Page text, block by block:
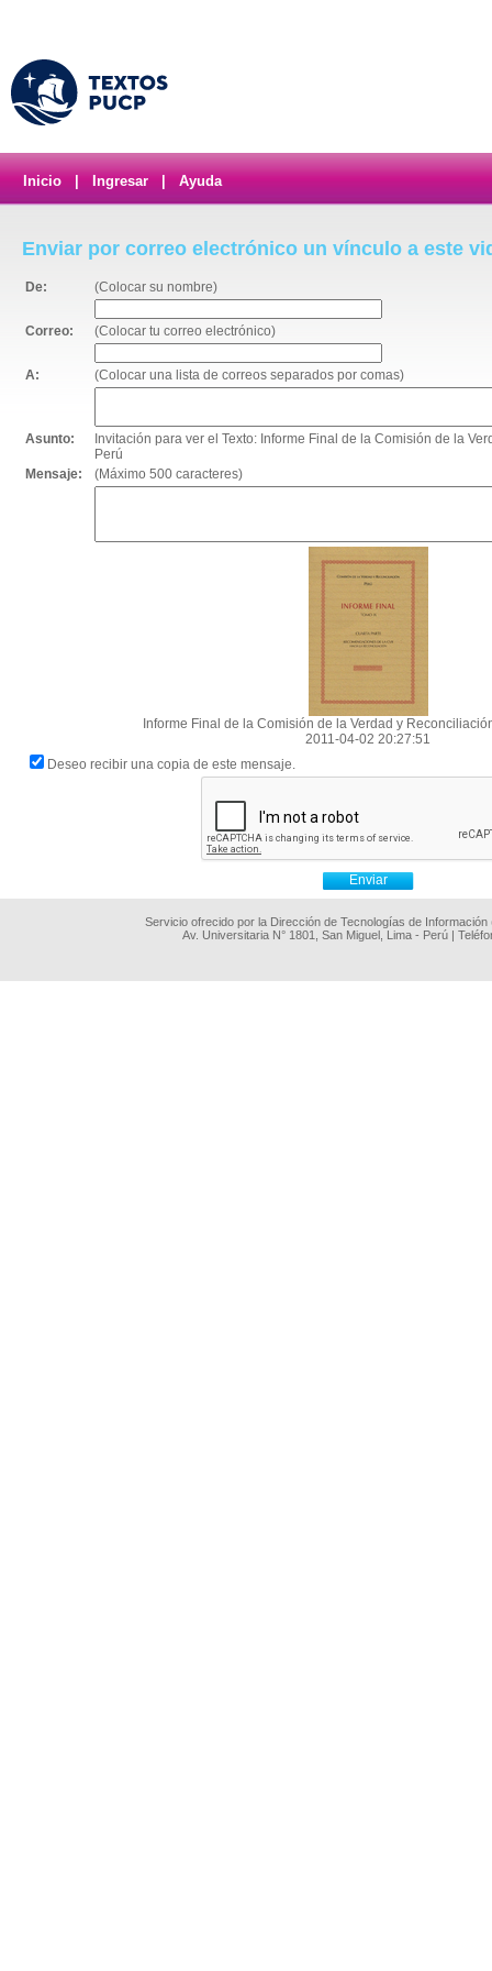
Inicio Ingresar Ayuda
Enviar por correo electrónico un vínculo a este
De: (Colocar su nombre)
Correo: (Colocar tu correo electrónico)
A: (Colocar una lista de correos separados por comas)
Asunto:
Invitación para ver el Texto: Informe Final de la Comisión de la
Perú
Mensaje:
(Máximo 500 caracteres)
Informe Final de la Comisión de la Verdad y
2011-04-02 20:27:51
Deseo recibir una copia de este mensaje.
Servicio ofrecido por la Dirección de Tecnologías de
Av. Universitaria N° 1801, San Miguel, Lima - Perú |